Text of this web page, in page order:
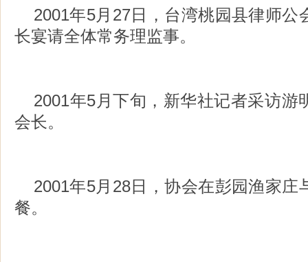
2001年5月27日，台湾桃园县律师公
长宴请全体常务理监事。
2001年5月下旬，新华社记者采访游
会长。
2001年5月28日，协会在彭园渔家庄
餐。